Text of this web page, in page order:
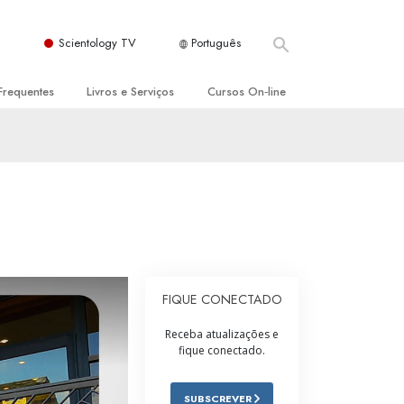
Scientology TV Português
Livros e Serviços
Introdutórios
Cursos On‑line
Ajudas para Doenças e Ferimentos
Integridade e Honestidade
Casamento
A Escala de Tom Emocional
FIQUE CONECTADO
Receba atualizações e
fique conectado.
SUBSCREVER